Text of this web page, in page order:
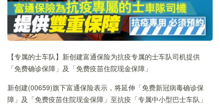
【专属的士车队】新创建富通保险为抗疫专属的士车队司机提供
「免费确诊保障」及「免费疫苗住院现金保障」
新创建(00659)旗下富通保险表示，将延伸「免费新冠病毒确诊保
障」及「免费疫苗住院现金保障」至抗疫「专属中小型巴士车队」